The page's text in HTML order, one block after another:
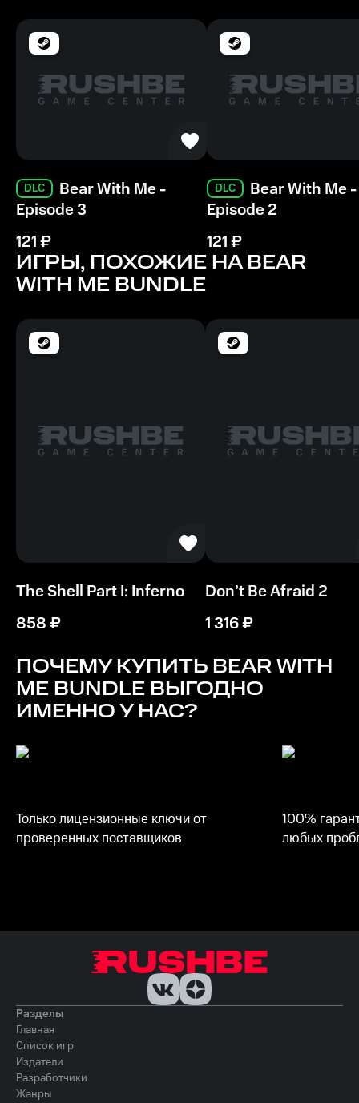
2 GB ОЗУ
DLC
Bear With Me -
Episode 3
121₽
DLC
Bear With Me -
Episode 2
121₽
ИГРЫ, ПОХОЖИЕ НА BEAR
WITH ME BUNDLE
The Shell Part I: Inferno
858₽
Don’t Be Afraid 2
1 316₽
ПОЧЕМУ КУПИТЬ BEAR WITH
ME BUNDLE ВЫГОДНО
ИМЕННО У НАС?
Только лицензионные ключи от
проверенных поставщиков
100%
любых
Разделы
Главная
Список игр
Издатели
Разработчики
Жанры